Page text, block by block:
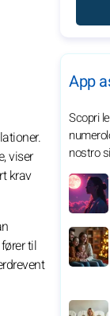
viser
krav
til
App
Scopri
nostro